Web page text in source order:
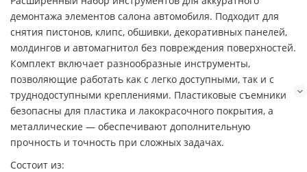
демонтажа элементов салона автомобиля. Подходит для
снятия пистонов, клипс, обшивки, декоративных панелей,
молдингов и автомагнитол без повреждения поверхностей.
Комплект включает разнообразные инструменты,
позволяющие работать как с легко доступными, так и с
труднодоступными креплениями. Пластиковые съемники
безопасны для пластика и лакокрасочного покрытия, а
металлические — обеспечивают дополнительную
прочность и точность при сложных задачах.
Состоит из: